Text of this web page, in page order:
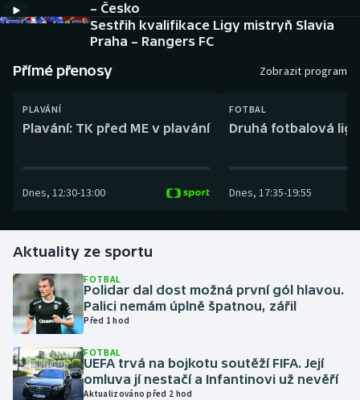
Americký fotbal
Baseball a softbal
Basketbal
Curling
Dostihy
Florbal
Futsal
NEPŘEHLÉDNĚTE
Soutěže
Historické návraty
– Česko
Sestřih kvalifikace Ligy mistryň Slavia
Praha – Rangers FC
Přímé přenosy Zobrazit program
PLAVÁNÍ
Plavání: TK před ME v plavání
Dnes, 12:30-13:00
FOTBAL
Druhá fotbalová
Dnes, 17:35-19:55
Aktuality ze sportu
FOTBAL
Polidar dal dost možná první gól hlavou.
Palici nemám úplně špatnou, zářil
Před 1 hod
FOTBAL
UEFA trvá na bojkotu soutěží FIFA. Její
omluva jí nestačí a Infantinovi už nevěří
Aktualizováno před 2 hod